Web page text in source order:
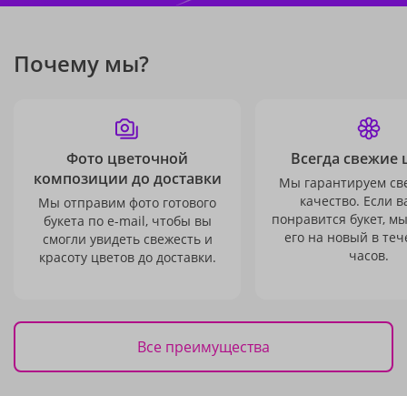
Почему мы?
Фото цветочной
композиции до доставки
Мы отправим фото готового
букета по e-mail, чтобы вы
смогли увидеть свежесть и
красоту цветов до доставки.
Всегда свежие
Мы гарантируем
качество. Если
понравится букет,
его на новый в
часов.
Все преимущества